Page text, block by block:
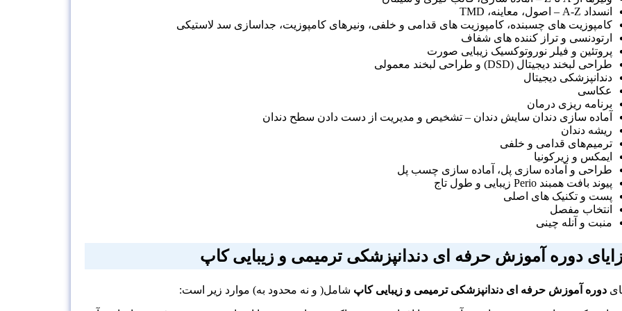
انسداد A-Z – اصول، معاینه، TMD
کامپوزیت های چسبنده، کامپوزیت های قدامی و خلفی، ونیرهای کامپوزیت، جداسازی سد لاستیکی
ارتودنسی و تراز کننده های شفاف
پروتئین و فیلر نوروتوکسیک زیبایی صورت
طراحی لبخند دیجیتال (DSD) و طراحی لبخند معمولی
دندانپزشکی دیجیتال
عکاسی
برنامه ریزی درمان
آماده سازی دندان سایش دندان – تشخیص و مدیریت از دست دادن سطح دندان
ریشه دندان
ترمیم‌های قدامی و خلفی
ایمکس و زیرکونیا
طراحی و آماده سازی پل، آماده سازی چسب پل
پیوند بافت همبند Perio زیبایی و طول تاج
پست و تکنیک های اصلی
انتخاب مفصل
منبت و آنله چینی
دوره آموزش حرفه ای دندانپزشکی ترمیمی و زیبایی کاپ
دوره آموزش حرفه ای دندانپزشکی ترمیمی و زیبایی کاپ شامل( و نه محدود به) موارد زیر است: